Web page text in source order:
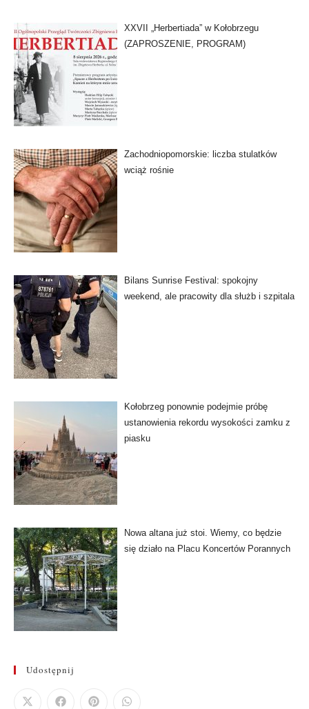
XXVII „Herbertiada” w Kołobrzegu
(ZAPROSZENIE, PROGRAM)
Zachodniopomorskie: liczba stulatków
wciąż rośnie
Bilans Sunrise Festival: spokojny
weekend, ale pracowity dla służb i szpitala
Kołobrzeg ponownie podejmie próbę
ustanowienia rekordu wysokości zamku z
piasku
Nowa altana już stoi. Wiemy, co będzie
się działo na Placu Koncertów Porannych
Udostępnij